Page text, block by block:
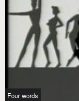
Four words